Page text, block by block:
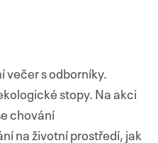
večer s odborníky.
stopy. Na akci
chování
na životní prostředí, jak